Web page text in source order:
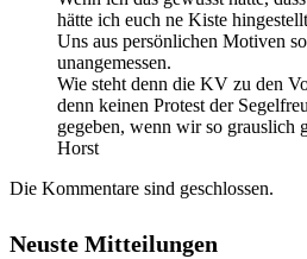
hätte ich euch ne Kiste
Uns aus persönlichen Motiven
unangemessen.
Wie steht denn die KV zu den
denn keinen Protest der
gegeben, wenn wir so grauslich
Horst
Die Kommentare sind geschlossen.
Neuste Mitteilungen